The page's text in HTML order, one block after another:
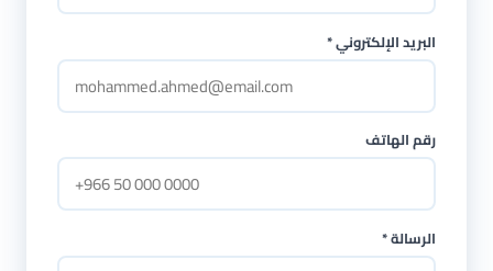
البريد الإلكتروني *
رقم الهاتف
الرسالة *